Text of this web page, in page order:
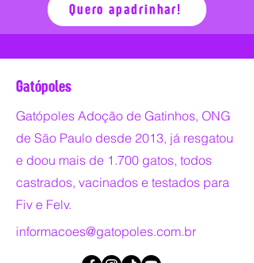
Quero apadrinhar!
Gatópoles
Gatópoles Adoção de Gatinhos, ONG
de São Paulo desde 2013, já resgatou
e doou mais de 1.700 gatos, todos
castrados, vacinados e testados para
Fiv e Felv.
informacoes@gatopoles.com.br